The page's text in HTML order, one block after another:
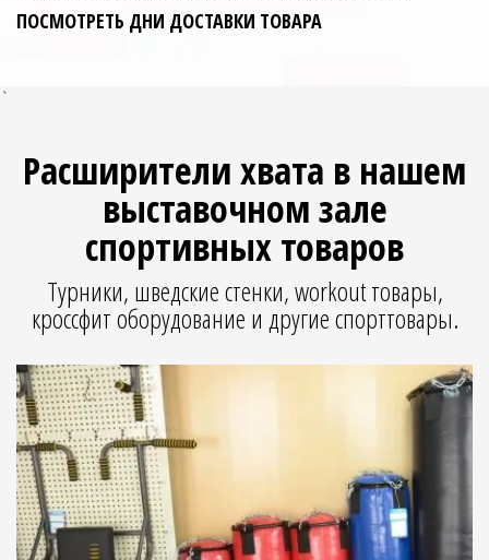
ПОСМОТРЕТЬ ДНИ ДОСТАВКИ ТОВАРА
`
Расширители хвата в нашем
выставочном зале
спортивных товаров
Турники, шведские стенки, workout товары,
кроссфит оборудование и другие спорттовары.